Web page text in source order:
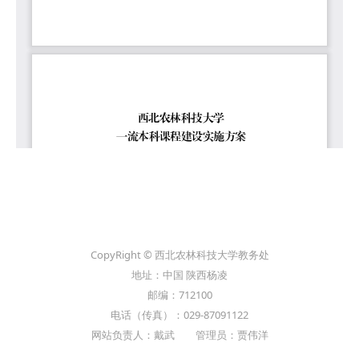
CopyRight © 西北农林科技大学教务处
地址：中国 陕西杨凌
邮编：712100
电话（传真）：029-87091122
网站负责人：戴武 管理员：贾伟洋